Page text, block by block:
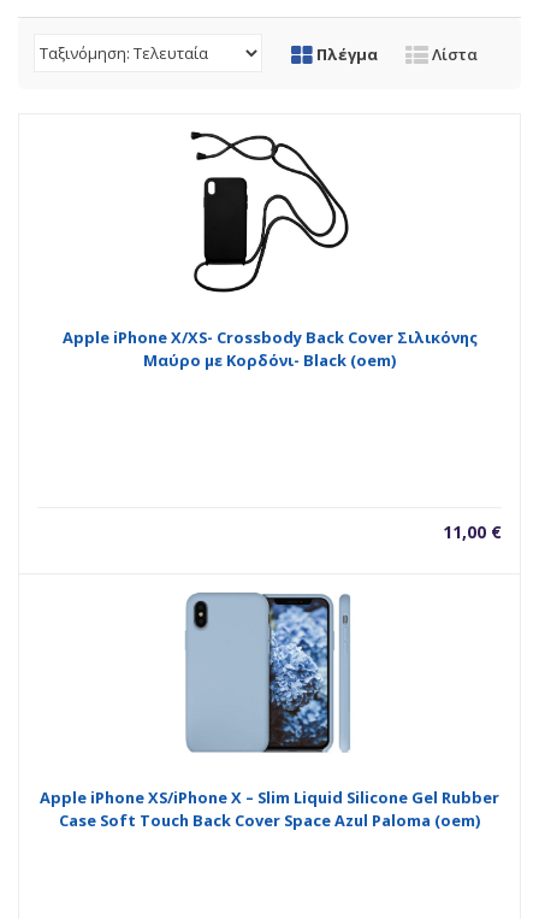
Πλέγμα Λίστα
Apple iPhone X/XS- Crossbody Back Cover Σιλικόνης
Μαύρο με Κορδόνι- Black (oem)
11,00 €
Apple iPhone XS/iPhone X – Slim Liquid Silicone Gel Rubber
Case Soft Touch Back Cover Space Azul Paloma (oem)